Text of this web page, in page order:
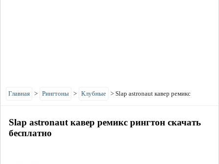
Главная > Рингтоны > Клубные > Slap astronaut кавер ремикс
Slap astronaut кавер ремикс рингтон скачать
бесплатно